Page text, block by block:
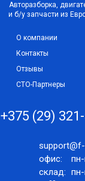
Авторазборка,
и б/у запчасти из
О компании
Контакты
Отзывы
СТО-Партнеры
+375 (29)
офис:
склад: